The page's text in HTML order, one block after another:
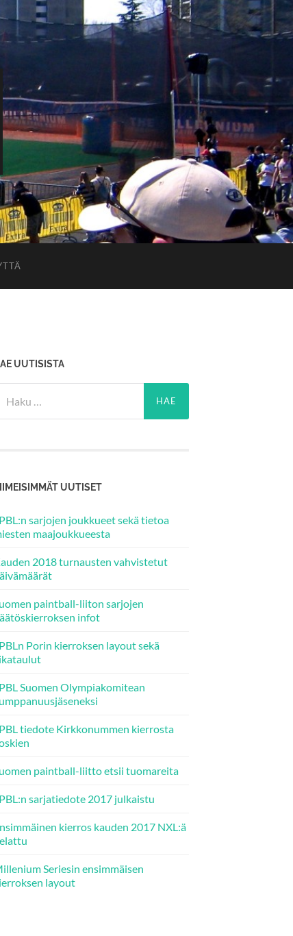
UUTISISTA
UUTISET
sarjojen joukkueet sekä tietoa
maajoukkueesta
2018 turnausten vahvistetut
paintball-liiton sarjojen
infot
Porin kierroksen layout sekä
Suomen Olympiakomitean
tiedote Kirkkonummen kierrosta
paintball-liitto etsii tuomareita
sarjatiedote 2017 julkaistu
kierros kauden 2017 NXL:ä
Seriesin ensimmäisen
layout